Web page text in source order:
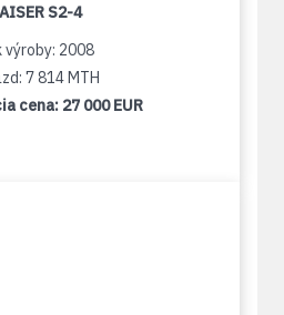
S2-4
výroby: 2008
7 814 MTH
cena: 27 000 EUR